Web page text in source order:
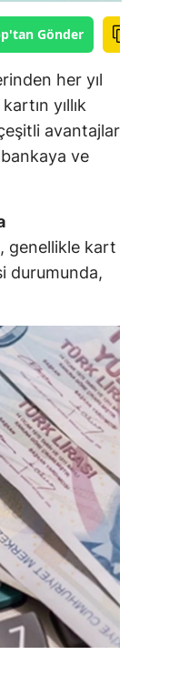
Gönder
her yıl
yıllık
avantajlar
ve
genellikle kart
durumunda,